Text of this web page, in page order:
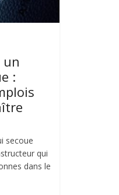
un
:
secoue
qui
dans le